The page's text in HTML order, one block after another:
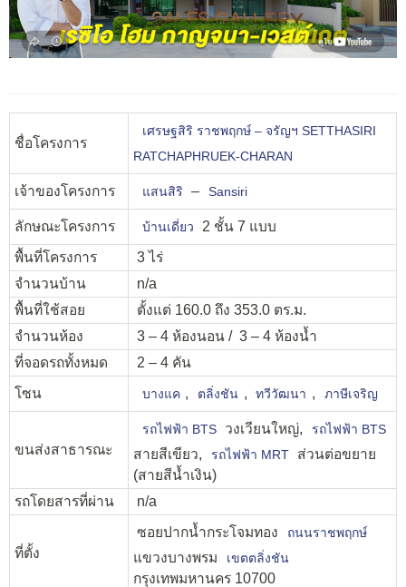
ชื่อโครงการ
เศรษฐสิริ ราชพฤกษ์ – จรัญฯ SETTHASIRI
RATCHAPHRUEK-CHARAN
เจ้าของโครงการ แสนสิริ – Sansiri
ลักษณะโครงการ บ้านเดี่ยว
2 ชั้น 7 แบบ
พื้นที่โครงการ
3 ไร่
จำนวนบ้าน
n/a
พื้นที่ใช้สอย
ตั้งแต่ 160.0 ถึง 353.0 ตร.ม.
จำนวนห้อง
3 – 4 ห้องนอน / 3 – 4 ห้องน้ำ
ที่จอดรถทั้งหมด
2 – 4 คัน
โซน
บางแค , ตลิ่งชัน , ทวีวัฒนา , ภาษีเจริญ
ขนส่งสาธารณะ
รถไฟฟ้า BTS วงเวียนใหญ่, รถไฟฟ้า BTS
สายสีเขียว, รถไฟฟ้า MRT
ส่วนต่อขยาย
(สายสีน้ำเงิน)
รถโดยสารที่ผ่าน
n/a
ที่ตั้ง
ซอยปากน้ำกระโจมทอง ถนนราชพฤกษ์
แขวงบางพรม เขตตลิ่งชัน
กรุงเทพมหานคร 10700